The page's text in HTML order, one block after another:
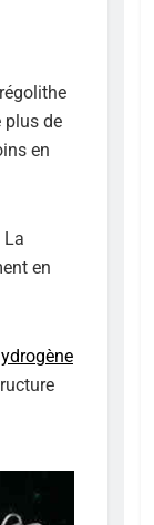
plus de
en
La
en